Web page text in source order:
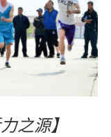
之源】